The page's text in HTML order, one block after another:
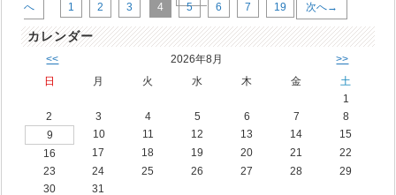
へ
1 2 3 4 5 6 7 19 次へ→
カレンダー
<< 2026年8月 >>
日 月 火 水 木 金
土
1
2
3 4 5 6 7
8
9
10 11 12 13 14
15
16
17 18 19 20 21
22
23
24 25 26 27 28
29
30
31